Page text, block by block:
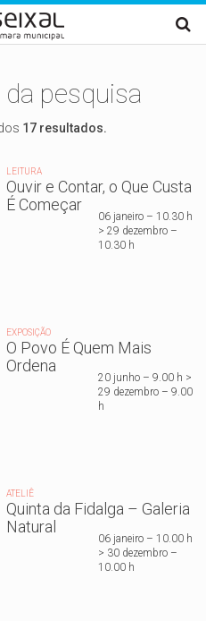
pesquisa
17 resultados.
LEITURA
Ouvir e Contar, o Que Custa
É Começar
06 janeiro – 10.30 h
> 29 dezembro –
10.30 h
EXPOSIÇÃO
O Povo É Quem Mais
Ordena
20 junho – 9.00 h >
29 dezembro – 9.00
h
ATELIÊ
Quinta da Fidalga – Galeria
Natural
06 janeiro – 10.00 h
> 30 dezembro –
10.00 h